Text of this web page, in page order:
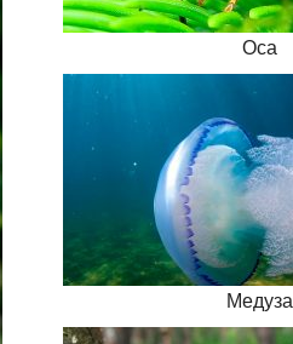
Оса
Медуза